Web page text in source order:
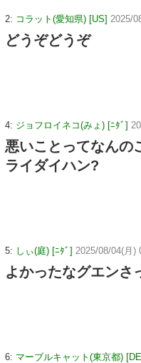
2: コラット(愛知県) [US] 2025/
どうぞどうぞ
4: ジョフロイネコ(みょ) [ﾆﾀﾞ]
悪いことってなんの
ライダイハン?
5: しぃ(庭) [ﾆﾀﾞ] 2025/08/04(月)
よかったなグエンさ
6: マーブルキャット(東京都)